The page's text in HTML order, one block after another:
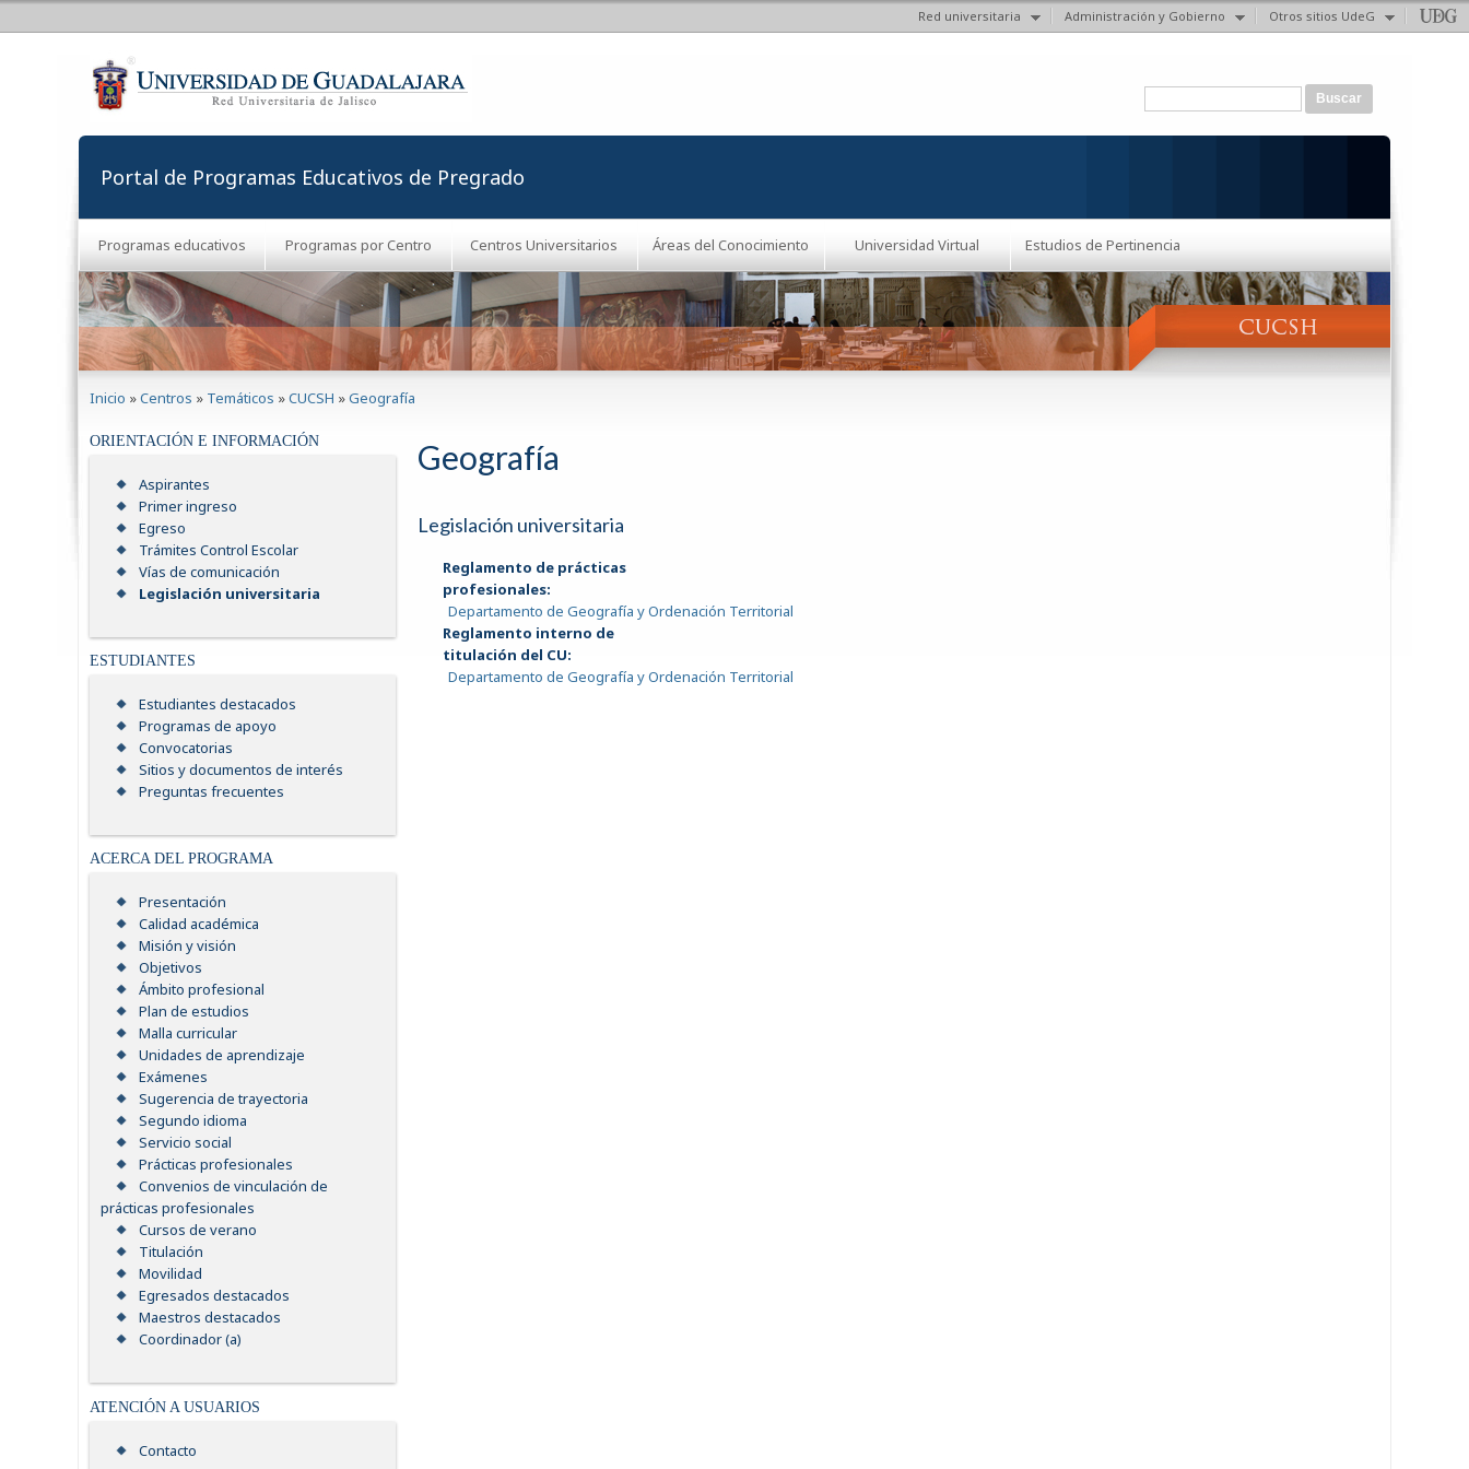
Red universitaria Administración y Gobierno Otros sitios UdeG
Formulario de búsqueda
Portal de Programas Educativos de Pregrado
Programas educativos Programas por Centro Centros Universitarios Áreas del Conocimiento Universidad Virtual Estudios de Pertinencia
Inicio »Centros » Temáticos »CUCSH »Geografía
ORIENTACIÓN E INFORMACIÓN
Aspirantes
Primer ingreso
Egreso
Trámites Control Escolar
Vías de comunicación
Legislación universitaria
ESTUDIANTES
Estudiantes destacados
Programas de apoyo
Convocatorias
Sitios y documentos de interés
Preguntas frecuentes
ACERCA DEL PROGRAMA
Presentación
Calidad académica
Misión y visión
Objetivos
Ámbito profesional
Plan de estudios
Malla curricular
Unidades de aprendizaje
Exámenes
Sugerencia de trayectoria
Segundo idioma
Servicio social
Prácticas profesionales
Convenios de vinculación de
prácticas profesionales
Cursos de verano
Titulación
Movilidad
Egresados destacados
Maestros destacados
Coordinador (a)
ATENCIÓN A USUARIOS
Contacto
Geografía
Legislación universitaria
Reglamento de prácticas
profesionales:
Departamento de Geografía y Ordenación Territorial
Reglamento interno de
titulación del CU:
Departamento de Geografía y Ordenación Territorial